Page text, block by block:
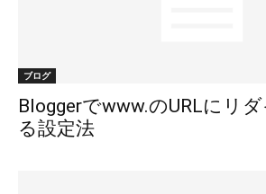
ブログ
Bloggerでwww.のURLにリ
る設定法